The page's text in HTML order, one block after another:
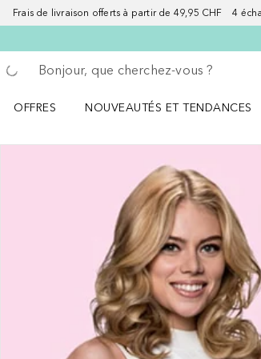
Frais de livraison offerts à partir de 49,95 CHF 4
Retourner
Exécuter la recherche
OFFRES
NOUVEAUTÉS ET TENDANCES